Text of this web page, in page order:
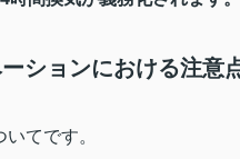
ションにおける注意
てです。